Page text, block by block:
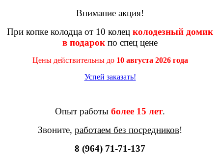
Внимание акция!
При копке колодца от 10 колец колодезный домик
в подарок по спец цене
Цены действительны до 10 августа 2026 года
Успей заказать!
Опыт работы более 15 лет.
Звоните, работаем без посредников!
8 (964) 71-71-137